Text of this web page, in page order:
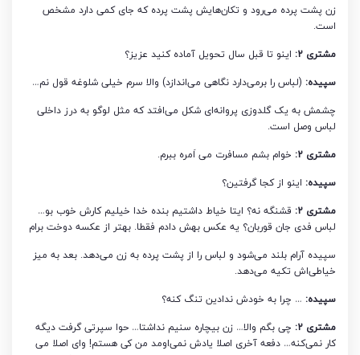
زن پشت پرده می‌رود و تکان‌هایش پشت پرده که جای کمی دارد مشخص
است.
مشتری 2:
اینو تا قبل سال تحویل آماده کنید عزیز؟
سپیده: (لباس را برمی‌دارد نگاهی می‌اندازد) والا سرم خیلی شلوغه قول نم…
چشمش به یک گلدوزی پروانه‌ای شکل می‌افتد که مثل لوگو به درز داخلی
لباس وصل است.
مشتری 2:
خوام بشم مسافرت می ‌اَمره ببرم.
سپیده: اینو از کجا گرفتین؟
مشتری 2:
قشنگه نه؟ ایتا خیاط داشتیم بنده خدا خیلیم کارش خوب بو…
لباس فدی جان قوربان؟ یه عکس بهش دادم فقطا. بهتر از عکسه دوخت برام
سپیده آرام بلند می‌شود و لباس را از پشت پرده به زن می‌دهد. بعد به میز
خیاطی‌اش تکیه می‌دهد.
سپیده: … چرا به خودش ندادین تنگ کنه؟
مشتری 2:
چی بگم والا… زن بیچاره سنیم نداشتا… حوا سپرتی گرفت دیگه
کار نمی‌کنه… دفعه آخری اصلا یادش نمی‌اومد من کی هستم! وای اصلا می